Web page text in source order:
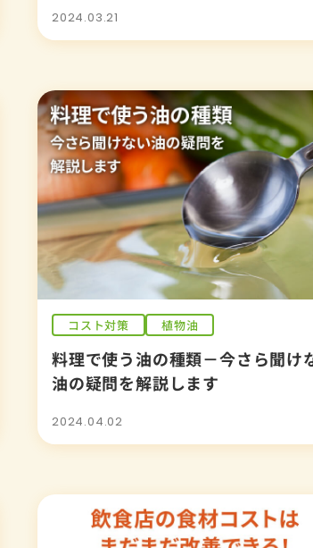
2024.03.21
コスト対策 植物油
料理で使う油の種類－今さら聞け
油の疑問を解説します
2024.04.02